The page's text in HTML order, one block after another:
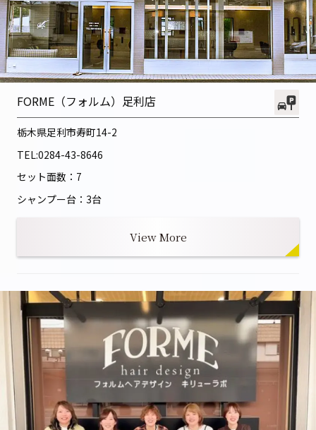
FORME（フォルム）足利店
栃木県足利市寿町14-2
TEL:0284-43-8646
セット面数：7
シャンプー台：3台
View More